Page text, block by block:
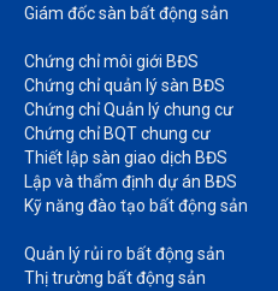
Giám đốc sàn bất động sản
Chứng chỉ môi giới BĐS​
Chứng chỉ quản lý sàn BĐS
Chứng chỉ Quản lý chung cư​
Chứng chỉ BQT chung cư​
Thiết lập sàn giao dịch BĐS​
Lập và thẩm định dự án BĐS​
Kỹ năng đào tạo bất động sản​
Quản lý rủi ro bất động sản​
Thị trường bất động sản​